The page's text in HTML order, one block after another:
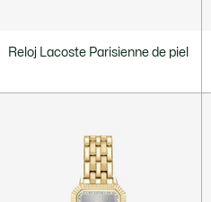
Reloj Lacoste Parisienne de piel